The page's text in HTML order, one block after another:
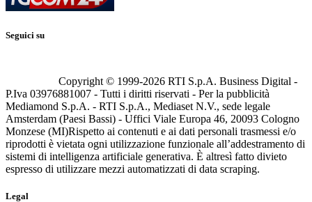
Seguici su
Copyright © 1999-2026 RTI S.p.A. Business Digital -
P.Iva 03976881007 - Tutti i diritti riservati - Per la pubblicità
Mediamond S.p.A. - RTI S.p.A., Mediaset N.V., sede legale
Amsterdam (Paesi Bassi) - Uffici Viale Europa 46, 20093 Cologno
Monzese (MI)Rispetto ai contenuti e ai dati personali trasmessi e/o
riprodotti è vietata ogni utilizzazione funzionale all’addestramento di
sistemi di intelligenza artificiale generativa. È altresì fatto divieto
espresso di utilizzare mezzi automatizzati di data scraping.
Legal